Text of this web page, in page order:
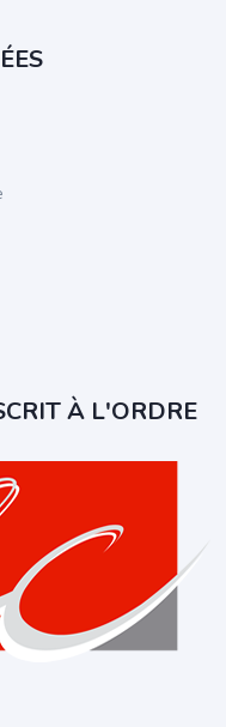
À L'ORDRE